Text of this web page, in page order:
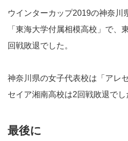
ウインターカップ2019の神奈川
「東海大学付属相模高校」で、
回戦敗退でした。
神奈川県の女子代表校は「アレ
セイア湘南高校は2回戦敗退でし
最後に